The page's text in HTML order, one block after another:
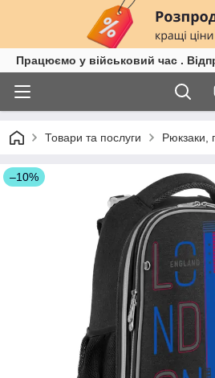
Працюємо у військовий час .
Товари та послуги Рюкзаки,
–10%